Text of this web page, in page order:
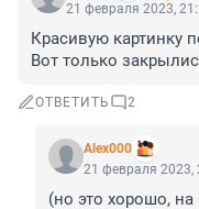
21 февраля 2023,
Красивую картинку
Вот только
ОТВЕТИТЬ 2
Alex000
21 февраля 2023,
(но это хорошо, на